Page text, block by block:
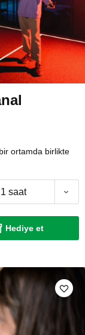
ortamda birlikte
1 saat
Hediye et